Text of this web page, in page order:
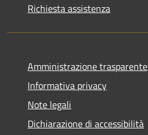
Richiesta assistenza
Amministrazione trasparente
Informativa privacy
Note legali
Dichiarazione di accessibilità